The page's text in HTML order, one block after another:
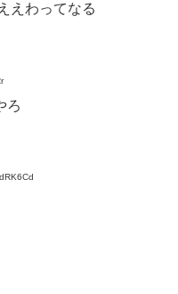
えわってなる
ろ